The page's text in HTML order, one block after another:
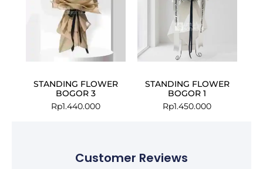
STANDING FLOWER
BOGOR 3
Rp1.440.000
STANDING FLOWER
BOGOR 1
Rp1.450.000
Customer Reviews